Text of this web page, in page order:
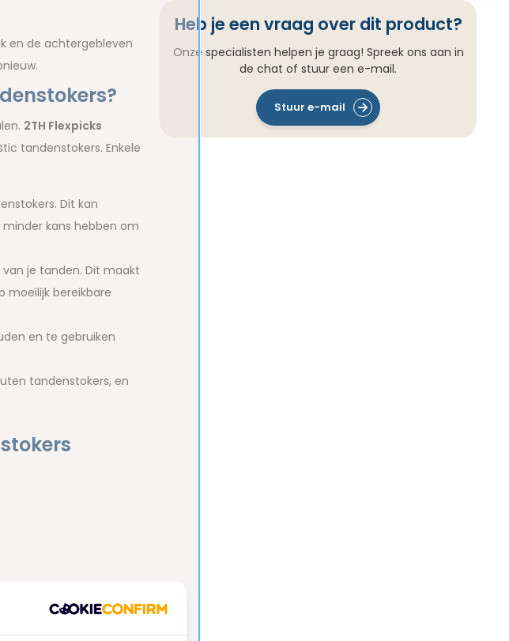
en de achtergebleven
2TH Flexpicks
tandenstokers. Enkele
Dit kan
kans hebben om
je tanden. Dit maakt
moeilijk bereikbare
en te gebruiken
tandenstokers, en
Heb je een vraag over dit product?
Onze specialisten helpen je graag! Spreek ons aan in
de chat of stuur een e-mail.
Stuur e-mail